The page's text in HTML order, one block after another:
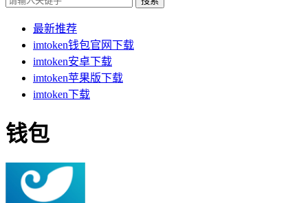
最新推荐
imtoken钱包官网下载
imtoken安卓下载
imtoken苹果版下载
imtoken下载
钱包